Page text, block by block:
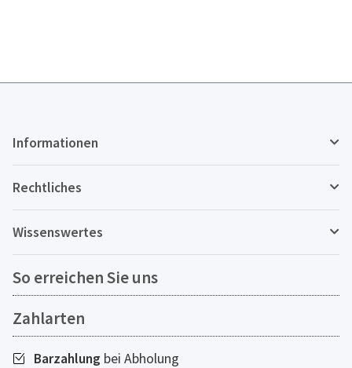
Informationen
Rechtliches
Wissenswertes
So erreichen Sie uns
Zahlarten
Barzahlung bei Abholung